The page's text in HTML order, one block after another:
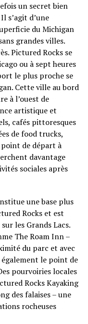
un secret bien
s’agit d’une
du Michigan
grandes villes.
Pictured Rocks se
ou à sept heures
le plus proche se
Cette ville au bord
à l’ouest de
artistique et
cafés pittoresques
de food trucks,
de départ à
davantage
sociales après
une base plus
Rocks et est
les Grands Lacs.
The Roam Inn –
du parc et avec
également le point de
pourvoiries locales
Rocks Kayaking
des falaises – une
rocheuses